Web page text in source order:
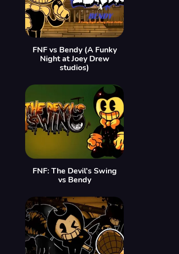
FNF vs Bendy (A Funky
Night at Joey Drew
studios)
FNF: The Devil’s Swing
vs Bendy